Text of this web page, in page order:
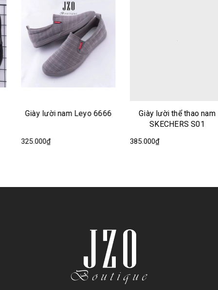
Giày lười nam Leyo 6666
325.000₫
Giày lười thể thao nam
SKECHERS S01
385.000₫